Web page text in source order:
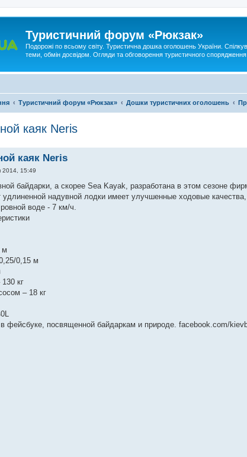
Туристичний форум «Рюкзак»
Подорожі по всьому світу. Туристична дошка оголошень України.
теми, обмін досвідом. Огляди та обговорення туристичного спорядження
Туристичний форум «Рюкзак» Дошки туристичних оголошень
каяк Neris
каяк Neris
2014, 15:49
байдарки, а скорее Sea Kayak, разработана в этом сезоне
удлиненной надувной лодки имеет улучшенные ходовые
воде - 7 км/ч.
м
0,15 м
кг
– 18 кг
фейсбуке, посвященной байдаркам и природе. facebook.com/